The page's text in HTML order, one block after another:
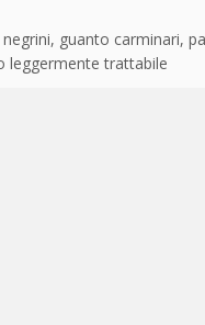
guanto carminari,
leggermente trattabile